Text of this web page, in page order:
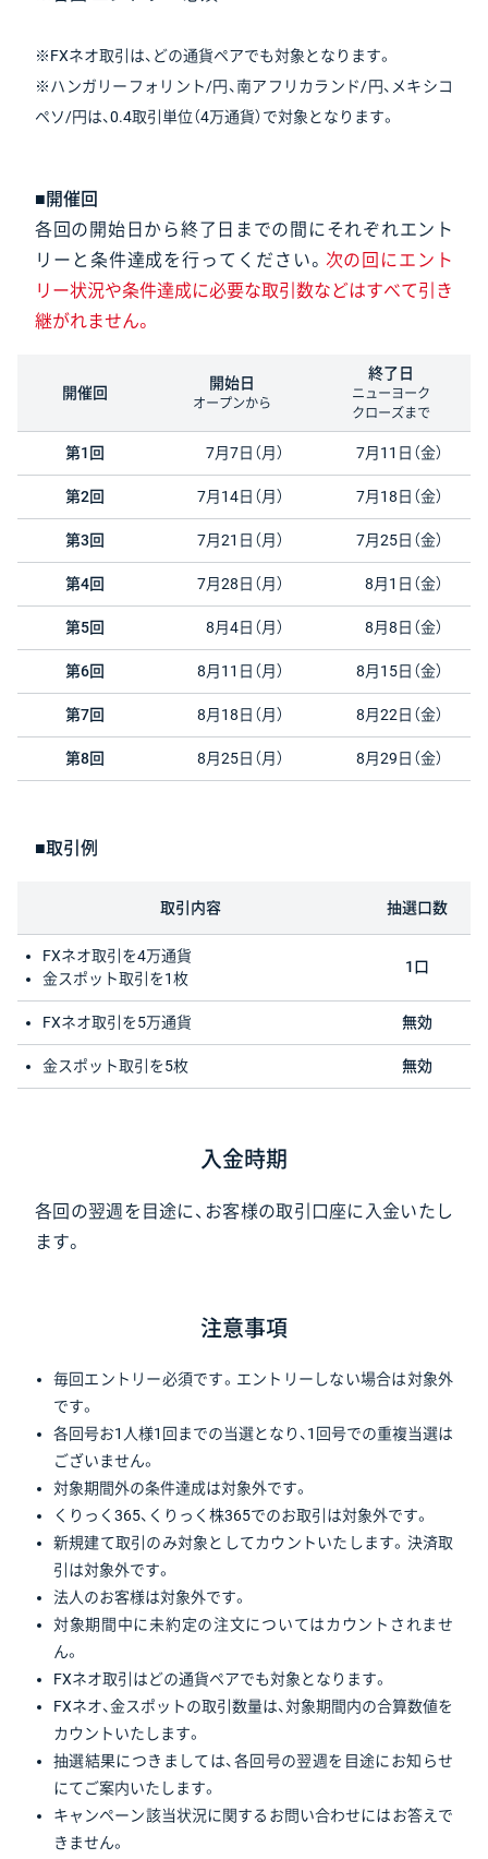
・【トレード】もしくは【スピード注文】から、売買種別
※FXネオ取引は、どの通貨ペアでも対象となります。
※ハンガリーフォリント/円、南アフリカランド/円、メキシコ
ペソ/円は、0.4取引単位（4万通貨）で対象となります。
■開催回
各回の開始日から終了日までの間にそれぞれエント
リーと条件達成を行ってください。 次の回にエント
リー状況や条件達成に必要な取引数などはすべて引き
継がれません。
開催回
開始日
オープンから
終了日
ニューヨーク
クローズまで
第1回 7月7日（月） 7月11日（金）
第2回 7月14日（月） 7月18日（金）
第3回 7月21日（月） 7月25日（金）
第4回 7月28日（月） 8月1日（金）
第5回 8月4日（月） 8月8日（金）
第6回 8月11日（月） 8月15日（金）
第7回 8月18日（月） 8月22日（金）
第8回 8月25日（月） 8月29日（金）
■取引例
取引内容 抽選口数
FXネオ取引を4万通貨
金スポット取引を1枚
1口
FXネオ取引を5万通貨 無効
金スポット取引を5枚 無効
入金時期
各回の翌週を目途に、お客様の取引口座に入金いたし
ます。
注意事項
毎回エントリー必須です。エントリーしない場合は対象外
です。
各回号お1人様1回までの当選となり、1回号での重複当選は
ございません。
対象期間外の条件達成は対象外です。
くりっく365、くりっく株365でのお取引は対象外です。
新規建て取引のみ対象としてカウントいたします。決済取
引は対象外です。
法人のお客様は対象外です。
対象期間中に未約定の注文についてはカウントされませ
ん。
FXネオ取引はどの通貨ペアでも対象となります。
FXネオ、金スポットの取引数量は、対象期間内の合算数値を
カウントいたします。
抽選結果につきましては、各回号の翌週を目途にお知らせ
にてご案内いたします。
キャンペーン該当状況に関するお問い合わせにはお答えで
きません。